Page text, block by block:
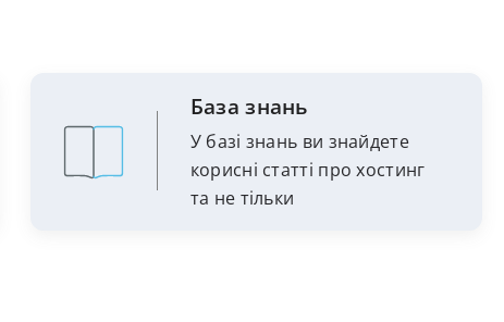
База знань
У базі знань ви знайдете
корисні статті про хостинг
та не тільки